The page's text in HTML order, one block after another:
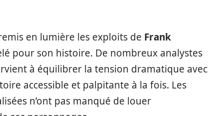
en lumière les exploits de Frank
pour son histoire. De nombreux analystes
à équilibrer la tension dramatique avec
accessible et palpitante à la fois. Les
n’ont pas manqué de louer